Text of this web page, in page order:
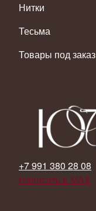
Нитки
Тесьма
Товары под заказ
+7 991 380 28 08
Написать в MAX